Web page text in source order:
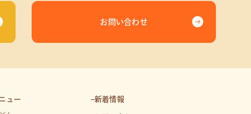
お問い合わせ
ュー –新着情報